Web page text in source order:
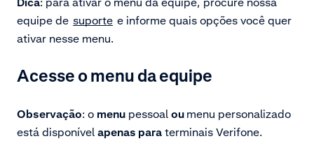
equipe de suporte e informe quais opções você quer
ativar nesse menu.
Acesse o menu da equipe
Observação: o menu pessoal ou menu personalizado
está disponível apenas para terminais Verifone.